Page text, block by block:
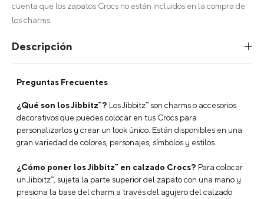
cuenta que los zapatos Crocs no están incluidos en la compra de
los charms.
Descripción
Preguntas Frecuentes
¿Qué son los Jibbitz™? Los Jibbitz™ son charms o accesorios
decorativos que puedes colocar en tus Crocs para
personalizarlos y crear un look único. Están disponibles en una
gran variedad de colores, personajes, símbolos y estilos.
¿Cómo poner los Jibbitz™ en calzado Crocs? Para colocar
un Jibbitz™, sujeta la parte superior del zapato con una mano y
presiona la base del charm a través del agujero del calzado